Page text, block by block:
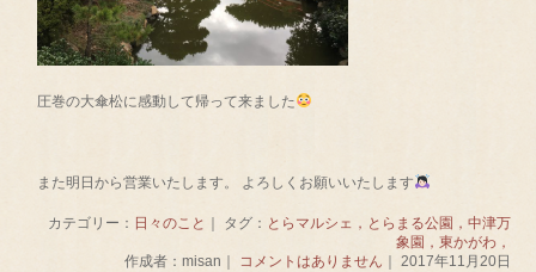
圧巻の大傘松に感動して帰って来ました
また明日から営業いたします。 よろしくお願いいたします
カテゴリー： 日々のこと ｜ タグ： とらマルシェ，とらまる公園，中津万
象園，東かがわ，
作成者：misan｜ コメントはありません ｜ 2017年11月20日